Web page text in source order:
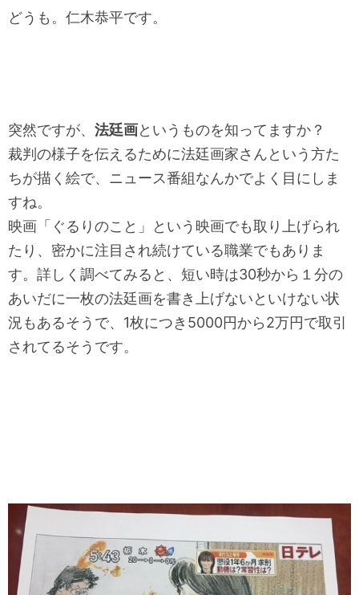
どうも。仁木恭平です。
突然ですが、 法廷画というものを知ってますか？
裁判の様子を伝えるために法廷画家さんという方た
ちが描く絵で、 ニュース番組なんかでよく目にしま
すね。
映画「ぐるりのこと」という映画でも取り上げられ
たり、 密かに注目され続けている職業でもありま
す。詳しく調べてみると、 短い時は30秒から１分の
あいだに一枚の法廷画を書き上げないと いけない状
況もあるそうで、 1枚につき5000円から2万円で取引
されてるそうです。